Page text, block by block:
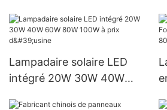
pour systèmes d'énergie
solaire
Lampadaire solaire LED
intégré 20W 30W 40W